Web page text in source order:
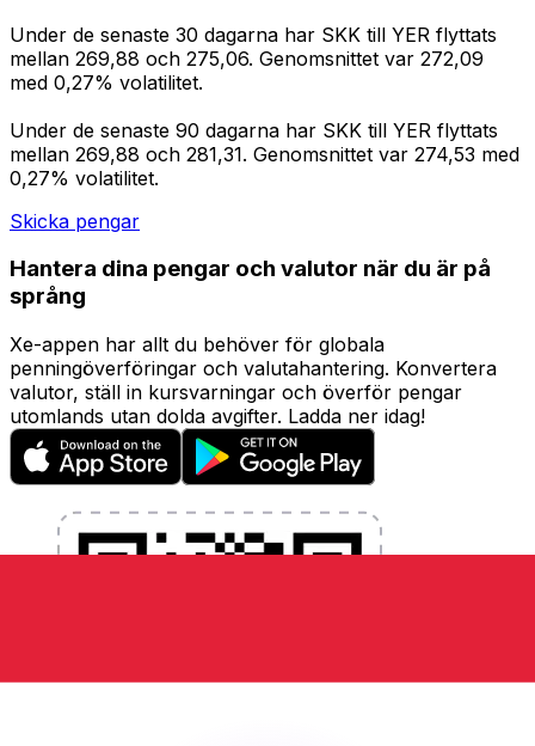
Under de senaste 30 dagarna har SKK till YER flyttats
mellan 269,88 och 275,06. Genomsnittet var 272,09
med 0,27% volatilitet.
Under de senaste 90 dagarna har SKK till YER flyttats
mellan 269,88 och 281,31. Genomsnittet var 274,53 med
0,27% volatilitet.
Skicka pengar
Hantera dina pengar och valutor när du är på
språng
Xe-appen har allt du behöver för globala
penningöverföringar och valutahantering. Konvertera
valutor, ställ in kursvarningar och överför pengar
utomlands utan dolda avgifter. Ladda ner idag!